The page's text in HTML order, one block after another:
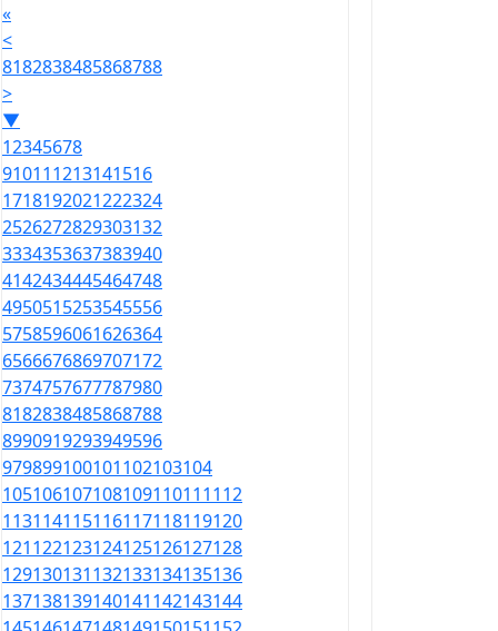
«
<
8182838485868788
>
▼
12345678
910111213141516
1718192021222324
2526272829303132
3334353637383940
4142434445464748
4950515253545556
5758596061626364
6566676869707172
7374757677787980
8182838485868788
8990919293949596
979899100101102103104
105106107108109110111112
113114115116117118119120
121122123124125126127128
129130131132133134135136
137138139140141142143144